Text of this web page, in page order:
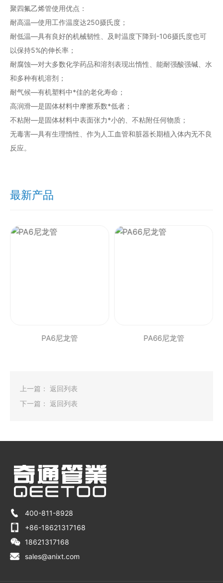
聚四氟乙烯管使用优点：
耐高温—使用工作温度达250摄氏度；
耐低温—具有良好的机械韧性、及时温度下降到-106摄氏度也可
以保持5%的伸长率；
耐腐蚀—对大多数化学药品和溶剂表现出惰性、能耐强酸强碱、水
和多种有机溶剂；
耐气候—有机塑料中*佳的老化寿命；
高润滑—是固体材料中摩擦系数*低者；
不粘附—是固体材料中表面张力*小的、不粘附任何物质；
无毒害—具有生理惰性、作为人工血管和脏器长期植入体内无不良
反应。
最新产品
PA6尼龙管 PA66尼龙管
上一篇： 返回列表
下一篇： 返回列表
400-811-8928
+86-18621317168
18621317168
sales@anixt.com